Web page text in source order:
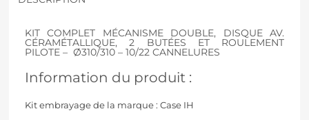
KIT COMPLET MÉCANISME DOUBLE, DISQUE AV.
CÉRAMÉTALLIQUE, 2 BUTÉES ET ROULEMENT
PILOTE – Ø310/310 – 10/22 CANNELURES
Information du produit :
Kit embrayage de la marque : Case IH